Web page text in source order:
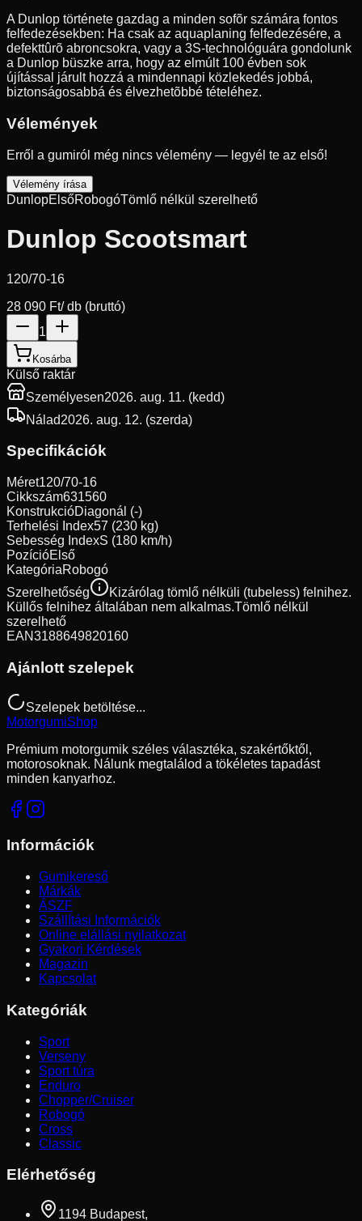
A Dunlop története gazdag a minden sofõr számára fontos
felfedezésekben: Ha csak az aquaplaning felfedezésére, a
defekttûrõ abroncsokra, vagy a 3S-technológuára gondolunk
a Dunlop büszke arra, hogy az elmúlt 100 évben sok
újítással járult hozzá a mindennapi közlekedés jobbá,
biztonságosabbá és élvezhetõbbé tételéhez.
Vélemények
Erről a gumiról még nincs vélemény — legyél te az első!
Vélemény írása
DunlopElsőRobogóTömlő nélkül szerelhető
Dunlop Scootsmart
120/70-16
28 090 Ft/ db (bruttó)
1
Kosárba
Külső raktár
Személyesen2026. aug. 11. (kedd)
Nálad2026. aug. 12. (szerda)
Specifikációk
Méret120/70-16
Cikkszám631560
KonstrukcióDiagonál (-)
Terhelési Index57 (230 kg)
Sebesség IndexS (180 km/h)
PozícióElső
KategóriaRobogó
Szerelhetőség
Kizárólag tömlő nélküli (tubeless) felnihez.
Küllős felnihez általában nem alkalmas.Tömlő nélkül
szerelhető
EAN3188649820160
Ajánlott szelepek
Szelepek betöltése...
MotorgumiShop
Prémium motorgumik széles választéka, szakértőktől,
motorosoknak. Nálunk megtalálod a tökéletes tapadást
minden kanyarhoz.
Információk
Gumikereső
Márkák
ÁSZF
Szállítási Információk
Online elállási nyilatkozat
Gyakori Kérdések
Magazin
Kapcsolat
Kategóriák
Sport
Verseny
Sport túra
Enduro
Chopper/Cruiser
Robogó
Cross
Classic
Elérhetőség
1194 Budapest,